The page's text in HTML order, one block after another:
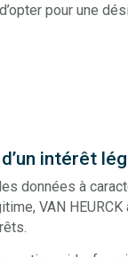
pour une
intérêt
données à
VAN